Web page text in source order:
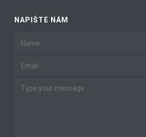
NAPIŠTE NÁM